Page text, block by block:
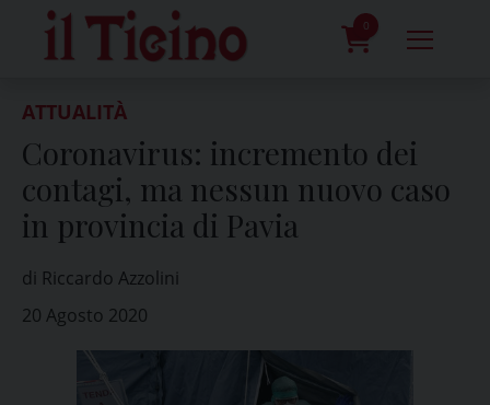
content
0
ATTUALITÀ
Coronavirus: incremento dei
contagi, ma nessun nuovo caso
in provincia di Pavia
di Riccardo Azzolini
20 Agosto 2020